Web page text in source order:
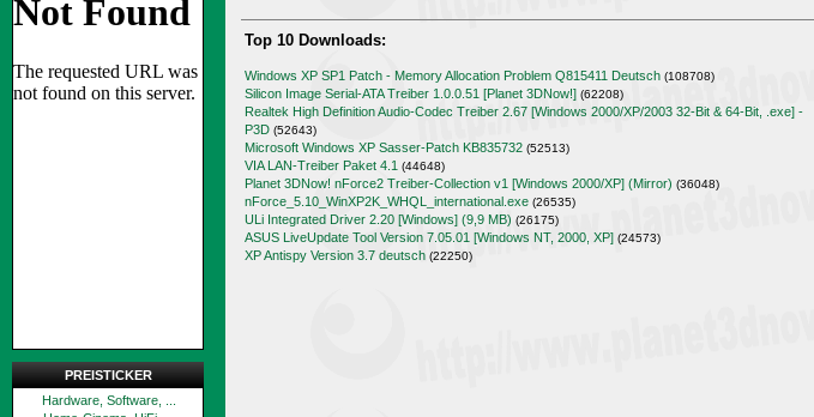
PREISTICKER
Hardware, Software, ...
Top 10 Downloads:
Windows XP SP1 Patch - Memory Allocation Problem Q815411 Deutsch (108708)
Silicon Image Serial-ATA Treiber 1.0.0.51 [Planet 3DNow!] (62208)
Realtek High Definition Audio-Codec Treiber 2.67 [Windows 2000/XP/2003 32-Bit & 64-Bit, .exe] -
P3D (52643)
Microsoft Windows XP Sasser-Patch KB835732 (52513)
VIA LAN-Treiber Paket 4.1 (44648)
Planet 3DNow! nForce2 Treiber-Collection v1 [Windows 2000/XP] (Mirror) (36048)
nForce_5.10_WinXP2K_WHQL_international.exe (26535)
ULi Integrated Driver 2.20 [Windows] (9,9 MB) (26175)
ASUS LiveUpdate Tool Version 7.05.01 [Windows NT, 2000, XP] (24573)
XP Antispy Version 3.7 deutsch (22250)